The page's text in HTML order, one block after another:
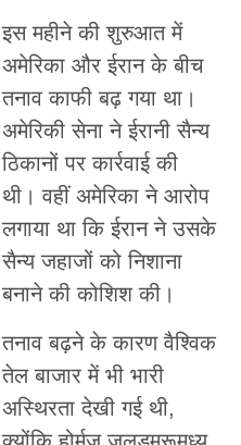
इस महीने की शुरुआत में
अमेरिका और ईरान के बीच
तनाव काफी बढ़ गया था।
अमेरिकी सेना ने ईरानी सैन्य
ठिकानों पर कार्रवाई की
थी। वहीं अमेरिका ने आरोप
लगाया था कि ईरान ने उसके
सैन्य जहाजों को निशाना
बनाने की कोशिश की।
तनाव बढ़ने के कारण वैश्विक
तेल बाजार में भी भारी
अस्थिरता देखी गई थी,